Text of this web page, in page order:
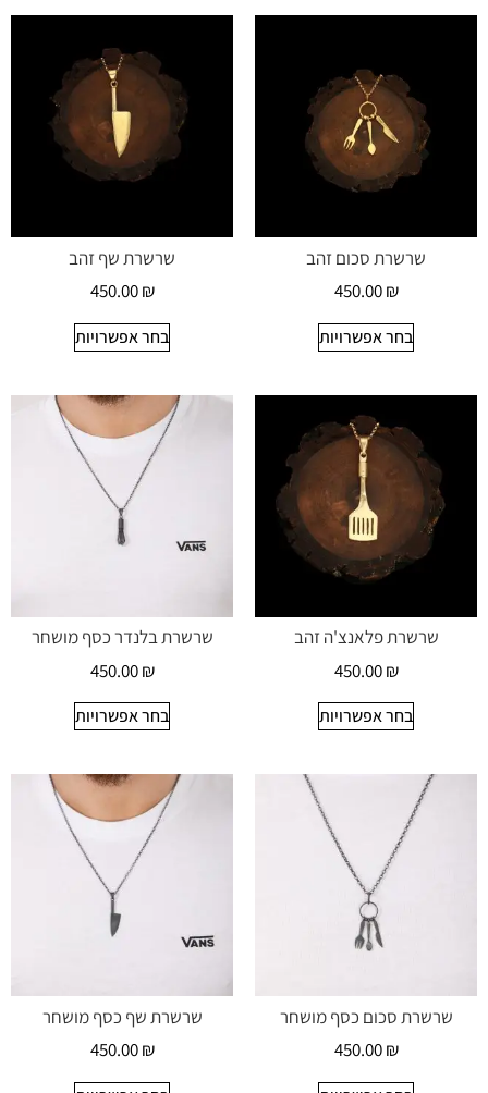
שרשרת סכום זהב
450.00₪
בחר אפשרויות
שרשרת שף זהב
450.00₪
בחר אפשרויות
שרשרת פלאנצ'ה זהב
450.00₪
בחר אפשרויות
שרשרת בלנדר כסף מושחר
450.00₪
בחר אפשרויות
שרשרת סכום כסף מושחר
450.00₪
שרשרת שף כסף מושחר
450.00₪